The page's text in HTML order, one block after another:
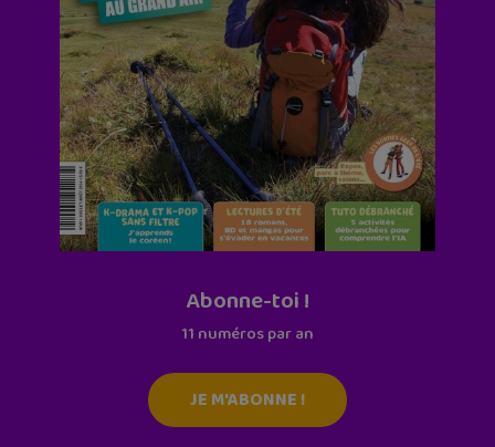
Abonne-toi !
11 numéros par an
JE M'ABONNE !